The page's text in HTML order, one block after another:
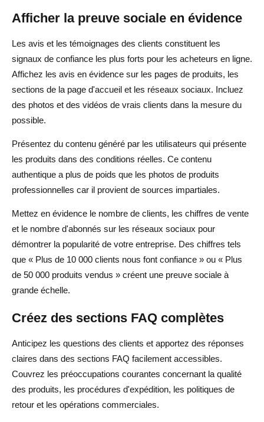
Afficher la preuve sociale en évidence
Les avis et les témoignages des clients constituent les
signaux de confiance les plus forts pour les acheteurs en ligne.
Affichez les avis en évidence sur les pages de produits, les
sections de la page d'accueil et les réseaux sociaux. Incluez
des photos et des vidéos de vrais clients dans la mesure du
possible.
Présentez du contenu généré par les utilisateurs qui présente
les produits dans des conditions réelles. Ce contenu
authentique a plus de poids que les photos de produits
professionnelles car il provient de sources impartiales.
Mettez en évidence le nombre de clients, les chiffres de vente
et le nombre d'abonnés sur les réseaux sociaux pour
démontrer la popularité de votre entreprise. Des chiffres tels
que « Plus de 10 000 clients nous font confiance » ou « Plus
de 50 000 produits vendus » créent une preuve sociale à
grande échelle.
Créez des sections FAQ complètes
Anticipez les questions des clients et apportez des réponses
claires dans des sections FAQ facilement accessibles.
Couvrez les préoccupations courantes concernant la qualité
des produits, les procédures d'expédition, les politiques de
retour et les opérations commerciales.